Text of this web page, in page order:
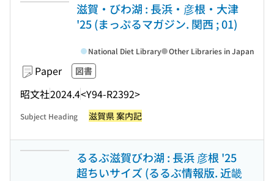
滋賀・びわ湖 : 長浜・彦根・大津
'25 (まっぷるマガジン. 関西 ; 01)
Paper 図書
昭文社2024.4<Y94-R2392>
National Diet Library Other Libraries in Japan
Subject Heading 滋賀県 案内記
るるぶ滋賀びわ湖 : 長浜 彦根 '25
超ちいサイズ (るるぶ情報版. 近畿